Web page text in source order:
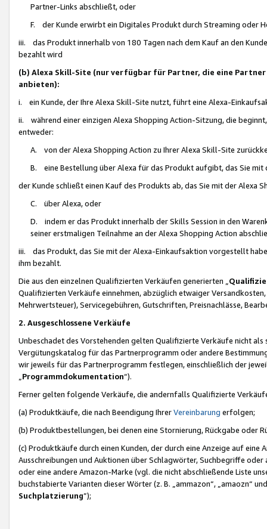
Partner-Links abschließt, oder
F. der Kunde erwirbt ein Digitales Produkt durch Streaming oder
iii. das Produkt innerhalb von 180 Tagen nach dem Kauf an den
bezahlt wird
(b) Alexa Skill-Site (nur verfügbar für Partner, die eine
anbieten):
i. ein Kunde, der Ihre Alexa Skill-Site nutzt, führt eine Alexa-
ii. während einer einzigen Alexa Shopping Action-Sitzung, die
entweder:
A. von der Alexa Shopping Action zu Ihrer Alexa Skill-Site
B. eine Bestellung über Alexa für das Produkt aufgibt, das Sie mit
der Kunde schließt einen Kauf des Produkts ab, das Sie mit der Alexa
C. über Alexa, oder
D. indem er das Produkt innerhalb der Skills Session in den
seiner erstmaligen Teilnahme an der Alexa Shopping Action
iii. das Produkt, das Sie mit der Alexa-Einkaufsaktion vorgestellt
ihm bezahlt.
Die aus den einzelnen Qualifizierten Verkäufen generierten „
Qualifizierten Verkäufe einnehmen, abzüglich etwaiger
Mehrwertsteuer), Servicegebühren, Gutschriften, Preisnachlässe,
2. Ausgeschlossene Verkäufe
Unbeschadet des Vorstehenden gelten Qualifizierte Verkäufe nicht
Vergütungskatalog für das Partnerprogramm oder andere
wir jeweils für das Partnerprogramm festlegen, einschließlich der
Programmdokumentation“).
Ferner gelten folgende Verkäufe, die andernfalls Qualifizierte
(a) Produktkäufe, die nach Beendigung IhrerVereinbarung erfolgen;
(b) Produktbestellungen, bei denen eine Stornierung, Rückgabe oder
(c) Produktkäufe durch einen Kunden, der durch eine Anzeige auf
Ausschreibungen und Auktionen über Schlagwörter, Suchbegriffe
oder eine andere Amazon-Marke (vgl. die nicht abschließende Liste
buchstabierte Varianten dieser Wörter (z. B. „ammazon“, „amaozn“
Suchplatzierung”);